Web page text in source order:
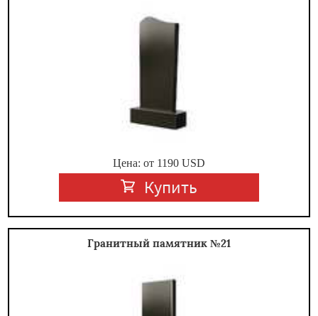
Цена: от 1190 USD
Купить
Гранитный памятник №21